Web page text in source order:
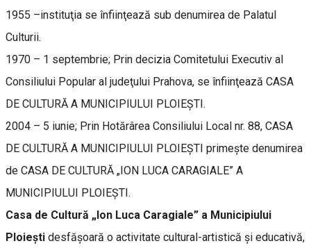
1955 –instituţia se înfiinţează sub denumirea de Palatul
Culturii.
1970 – 1 septembrie; Prin decizia Comitetului Executiv al
Consiliului Popular al judeţului Prahova, se înfiinţează CASA
DE CULTURĂ A MUNICIPIULUI PLOIEŞTI.
2004 – 5 iunie; Prin Hotărârea Consiliului Local nr. 88, CASA
DE CULTURĂ A MUNICIPIULUI PLOIEŞTI primeşte denumirea
de CASA DE CULTURĂ „ION LUCA CARAGIALE” A
MUNICIPIULUI PLOIEŞTI.
Casa de Cultură „Ion Luca Caragiale” a Municipiului
Ploiești desfăşoară o activitate cultural-artistică şi educativă,